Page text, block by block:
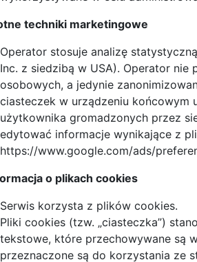
techniki marketingowe
Operator stosuje analizę
Inc. z siedzibą w USA). Operator nie
osobowych, a jedynie
ciasteczek w urządzeniu końcowym
użytkownika gromadzonych przez
edytować informacje wynikające z
https://www.google.com/ads/
o plikach cookies
Serwis korzysta z plików cookies.
Pliki cookies (tzw. „ciasteczka”)
tekstowe, które przechowywane są
przeznaczone są do korzystania ze